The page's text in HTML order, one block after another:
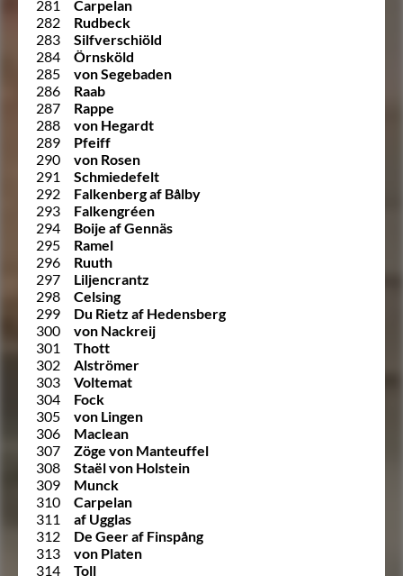
281
Carpelan
282
Rudbeck
283
Silfverschiöld
284
Örnsköld
285
von Segebaden
286
Raab
287
Rappe
288
von Hegardt
289
Pfeiff
290
von Rosen
291
Schmiedefelt
292
Falkenberg af Bålby
293
Falkengréen
294
Boije af Gennäs
295
Ramel
296
Ruuth
297
Liljencrantz
298
Celsing
299
Du Rietz af Hedensberg
300
von Nackreij
301
Thott
302
Alströmer
303
Voltemat
304
Fock
305
von Lingen
306
Maclean
307
Zöge von Manteuffel
308
Staël von Holstein
309
Munck
310
Carpelan
311
af Ugglas
312
De Geer af Finspång
313
von Platen
314
Toll